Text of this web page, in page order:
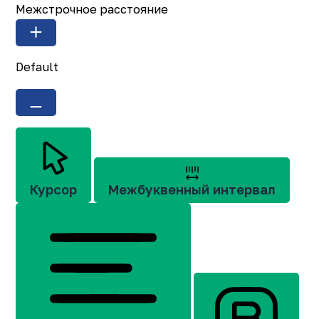
Межстрочное расстояние
Default
Курсор Межбуквенный интервал